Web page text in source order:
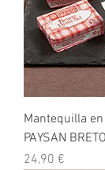
Mantequilla
PAYSAN
Precio
24,90 €